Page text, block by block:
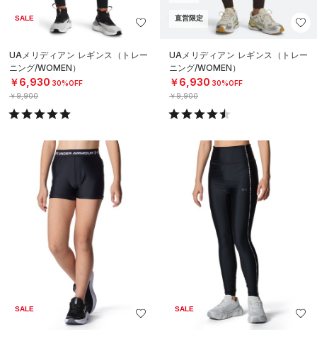
SALE
UAメリディアン レギンス（トレー
ニング/WOMEN）
￥6,930 30%OFF
￥9,900
直営限定
UAメリディアン レギンス（トレー
ニング/WOMEN）
￥6,930 30%OFF
￥9,900
SALE SALE